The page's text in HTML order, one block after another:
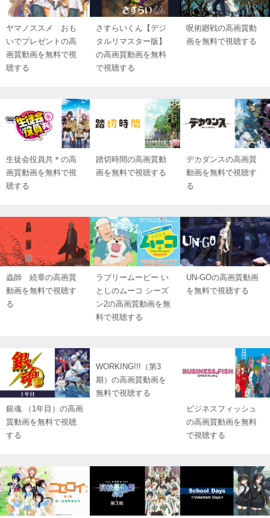
ヤマノススメ おも
いでプレゼントの高
画質動画を無料で視
聴する
さすらいくん【デジ
タルリマスター版】
の高画質動画を無料
で視聴する
呪術廻戦の高画質動
画を無料で視聴する
生徒会役員共＊の高
画質動画を無料で視
聴する
踏切時間の高画質動
画を無料で視聴する
デカダンスの高画質
動画を無料で視聴す
る
蟲師 続章の高画質
動画を無料で視聴す
る
ラブリームービー い
としのムーコ シーズ
ン2の高画質動画を無
料で視聴する
UN-GOの高画質動画
を無料で視聴する
銀魂 （1年目）の高画
質動画を無料で視聴
する
WORKING!!!（第3
期）の高画質動画を
無料で視聴する
ビジネスフィッシュ
の高画質動画を無料
で視聴する